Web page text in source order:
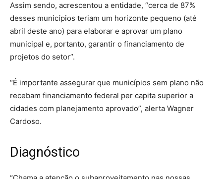
Assim sendo, acrescentou a entidade, “cerca de 87%
desses municípios teriam um horizonte pequeno (até
abril deste ano) para elaborar e aprovar um plano
municipal e, portanto, garantir o financiamento de
projetos do setor”.
“É importante assegurar que municípios sem plano não
recebam financiamento federal per capita superior a
cidades com planejamento aprovado”, alerta Wagner
Cardoso.
Diagnóstico